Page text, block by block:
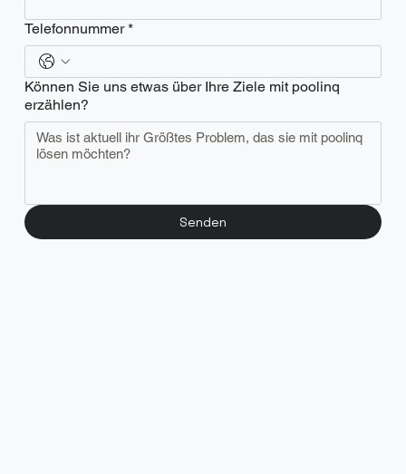
Telefonnummer *
Können Sie uns etwas über Ihre Ziele mit poolinq
erzählen?
Senden